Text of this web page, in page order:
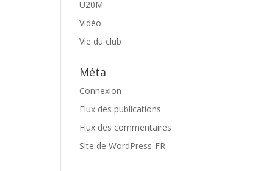
U20M
Vidéo
Vie du club
Méta
Connexion
Flux des publications
Flux des commentaires
Site de WordPress-FR